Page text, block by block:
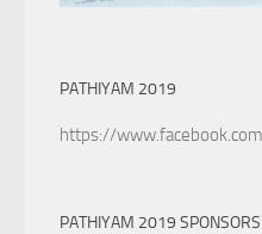
PATHIYAM 2019
https://
PATHIYAM 2019 SPONSORS